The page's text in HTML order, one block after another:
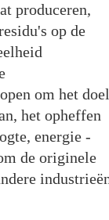
produceren,
op de
om het doel
het opheffen
energie -
de originele